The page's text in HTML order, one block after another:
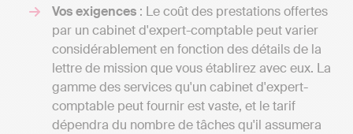
Vos exigences : Le coût des prestations offertes
par un cabinet d'expert-comptable peut varier
considérablement en fonction des détails de la
lettre de mission que vous établirez avec eux. La
gamme des services qu'un cabinet d'expert-
comptable peut fournir est vaste, et le tarif
dépendra du nombre de tâches qu'il assumera